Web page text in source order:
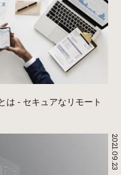
は - セキュアなリモート
2021.09.23